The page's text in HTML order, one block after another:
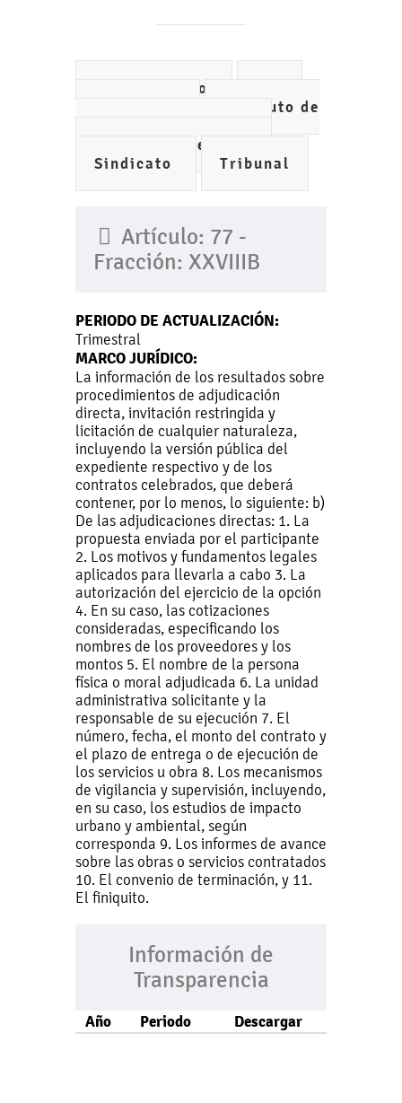
Ayuntamiento
Instituto de
Organismo de Agua
Sindicato
Tribunal
Artículo: 77 -
Fracción: XXVIIIB
PERIODO DE ACTUALIZACIÓN:
Trimestral
MARCO JURÍDICO:
La información de los resultados sobre
procedimientos de adjudicación
directa, invitación restringida y
licitación de cualquier naturaleza,
incluyendo la versión pública del
expediente respectivo y de los
contratos celebrados, que deberá
contener, por lo menos, lo siguiente: b)
De las adjudicaciones directas: 1. La
propuesta enviada por el participante
2. Los motivos y fundamentos legales
aplicados para llevarla a cabo 3. La
autorización del ejercicio de la opción
4. En su caso, las cotizaciones
consideradas, especificando los
nombres de los proveedores y los
montos 5. El nombre de la persona
física o moral adjudicada 6. La unidad
administrativa solicitante y la
responsable de su ejecución 7. El
número, fecha, el monto del contrato y
el plazo de entrega o de ejecución de
los servicios u obra 8. Los mecanismos
de vigilancia y supervisión, incluyendo,
en su caso, los estudios de impacto
urbano y ambiental, según
corresponda 9. Los informes de avance
sobre las obras o servicios contratados
10. El convenio de terminación, y 11.
El finiquito.
Información de
Transparencia
Año Periodo Descargar